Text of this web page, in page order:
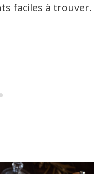
faciles à trouver.